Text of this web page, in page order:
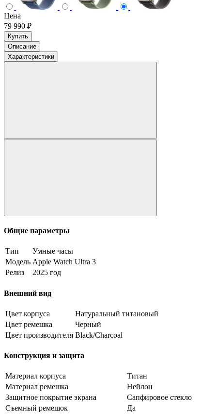
Цена
79 990 ₽
Купить
Описание
Характеристики
Общие параметры
Тип
Умные часы
Модель Apple Watch Ultra 3
Релиз
2025 год
Внешний вид
Цвет корпуса
Натуральный титановый
Цвет ремешка
Черный
Цвет производителя Black/Charcoal
Конструкция и защита
Материал корпуса
Титан
Материал ремешка
Нейлон
Защитное покрытие экрана
Сапфировое стекло
Съемный ремешок
Да